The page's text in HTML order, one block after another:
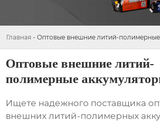
Главная - Оптовые внешние литий-
Оптовые внешние литий-
полимерные
Ищете надежного поставщика
внешних литий-полимерных